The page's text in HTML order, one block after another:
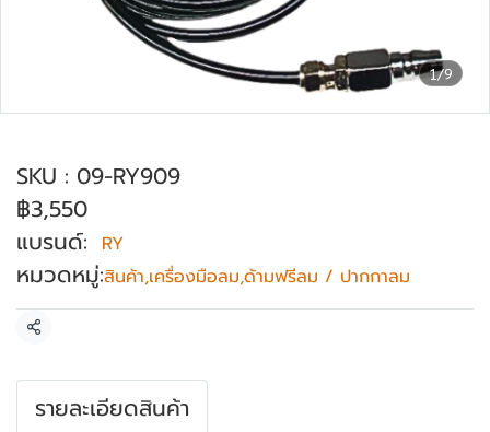
1/9
SKU : 09-RY909
฿3,550
แบรนด์:
RY
หมวดหมู่:สินค้า,เครื่องมือลม,ด้ามฟรีลม / ปากกาลม
แชร์
รายละเอียดสินค้า